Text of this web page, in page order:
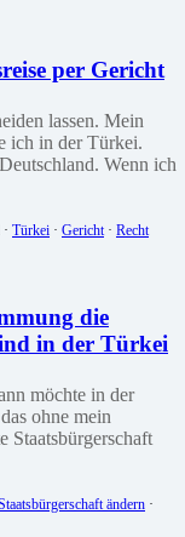
per Gericht
lassen. Mein
ich in der Türkei.
Wenn ich
Türkei · Gericht· Recht
die
in der Türkei
möchte in der
ohne mein
Staatsbürgerschaft
ändern ·